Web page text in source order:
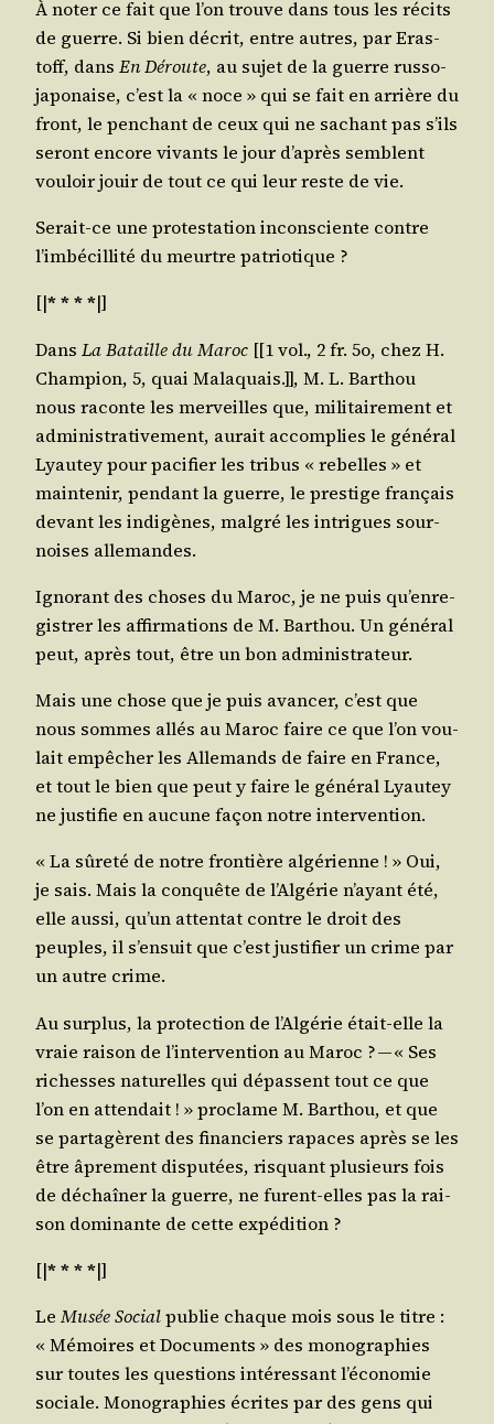
À noter ce fait que l’on trouve dans tous les récits
de guerre. Si bien décrit, entre autres, par Eras­
toff, dans En Déroute, au sujet de la guerre rus­so-
japo­naise, c’est la « noce » qui se fait en arrière du
front, le pen­chant de ceux qui ne sachant pas s’ils
seront encore vivants le jour d’a­près semblent
vou­loir jouir de tout ce qui leur reste de vie.
Serait-ce une pro­tes­ta­tion incons­ciente contre
l’im­bé­cil­li­té du meurtre patriotique ?
[|* * * *|]
Dans La Bataille du Maroc [[1 vol., 2 fr. 5o, chez H.
Cham­pion, 5, quai Mala­quais.]], M. L. Bar­thou
nous raconte les mer­veilles que, mili­tai­re­ment et
admi­nis­tra­ti­ve­ment, aurait accom­plies le géné­ral
Lyau­tey pour paci­fier les tri­bus « rebelles » et
main­te­nir, pen­dant la guerre, le pres­tige fran­çais
devant les indi­gènes, mal­gré les intrigues sour­
noises allemandes.
Igno­rant des choses du Maroc, je ne puis qu’en­re­
gis­trer les affir­ma­tions de M. Bar­thou. Un géné­ral
peut, après tout, être un bon administrateur.
Mais une chose que je puis avan­cer, c’est que
nous sommes allés au Maroc faire ce que l’on vou­
lait empê­cher les Alle­mands de faire en France,
et tout le bien que peut y faire le géné­ral Lyau­tey
ne jus­ti­fie en aucune façon notre intervention.
« La sûre­té de notre fron­tière algé­rienne ! » Oui,
je sais. Mais la conquête de l’Al­gé­rie n’ayant été,
elle aus­si, qu’un atten­tat contre le droit des
peuples, il s’en­suit que c’est jus­ti­fier un crime par
un autre crime.
Au sur­plus, la pro­tec­tion de l’Al­gé­rie était-elle la
vraie rai­son de l’in­ter­ven­tion au Maroc ? — « Ses
richesses natu­relles qui dépassent tout ce que
l’on en atten­dait ! » pro­clame M. Bar­thou, et que
se par­ta­gèrent des finan­ciers rapaces après se les
être âpre­ment dis­pu­tées, ris­quant plu­sieurs fois
de déchaî­ner la guerre, ne furent-elles pas la rai­
son domi­nante de cette expédition ?
[|* * * *|]
LeMusée Socialpublie chaque mois sous le titre :
« Mémoires et Docu­ments » des mono­gra­phies
sur toutes les ques­tions inté­res­sant l’é­co­no­mie
sociale. Mono­gra­phies écrites par des gens qui